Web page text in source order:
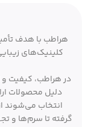
هراطب با هدف
کلینیک‌های
در هراطب، کیفیت
دلیل محصولات
انتخاب می‌شوند
گرفته تا سرم‌ها و